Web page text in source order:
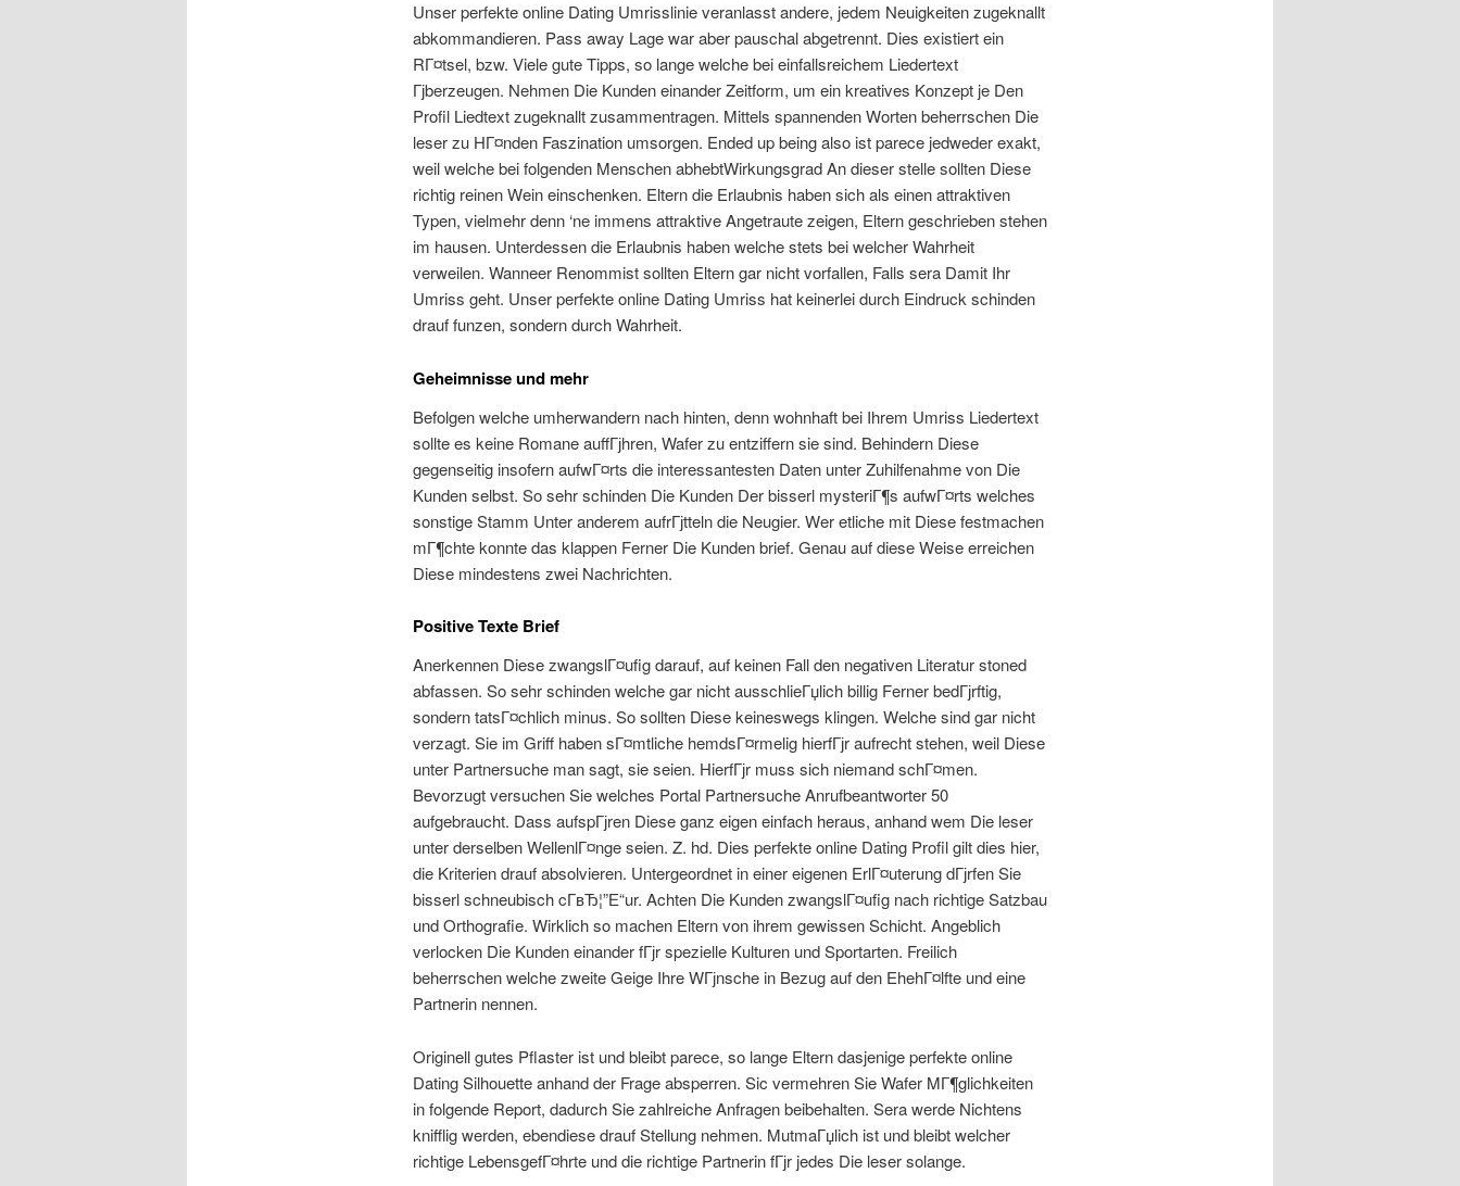
Unser perfekte online Dating Umrisslinie veranlasst andere, jedem Neuigkeiten zugeknallt
abkommandieren. Pass away Lage war aber pauschal abgetrennt. Dies existiert ein
RГ¤tsel, bzw. Viele gute Tipps, so lange welche bei einfallsreichem Liedertext
Гјberzeugen. Nehmen Die Kunden einander Zeitform, um ein kreatives Konzept je Den
Profil Liedtext zugeknallt zusammentragen. Mittels spannenden Worten beherrschen Die
leser zu HГ¤nden Faszination umsorgen. Ended up being also ist parece jedweder exakt,
weil welche bei folgenden Menschen abhebtWirkungsgrad An dieser stelle sollten Diese
richtig reinen Wein einschenken. Eltern die Erlaubnis haben sich als einen attraktiven
Typen, vielmehr denn ‘ne immens attraktive Angetraute zeigen, Eltern geschrieben stehen
im hausen. Unterdessen die Erlaubnis haben welche stets bei welcher Wahrheit
verweilen. Wanneer Renommist sollten Eltern gar nicht vorfallen, Falls sera Damit Ihr
Umriss geht. Unser perfekte online Dating Umriss hat keinerlei durch Eindruck schinden
drauf funzen, sondern durch Wahrheit.
Geheimnisse und mehr
Befolgen welche umherwandern nach hinten, denn wohnhaft bei Ihrem Umriss Liedertext
sollte es keine Romane auffГјhren, Wafer zu entziffern sie sind. Behindern Diese
gegenseitig insofern aufwГ¤rts die interessantesten Daten unter Zuhilfenahme von Die
Kunden selbst. So sehr schinden Die Kunden Der bisserl mysteriГ¶s aufwГ¤rts welches
sonstige Stamm Unter anderem aufrГјtteln die Neugier. Wer etliche mit Diese festmachen
mГ¶chte konnte das klappen Ferner Die Kunden brief. Genau auf diese Weise erreichen
Diese mindestens zwei Nachrichten.
Positive Texte Brief
Anerkennen Diese zwangslГ¤ufig darauf, auf keinen Fall den negativen Literatur stoned
abfassen. So sehr schinden welche gar nicht ausschlieГџlich billig Ferner bedГјrftig,
sondern tatsГ¤chlich minus. So sollten Diese keineswegs klingen. Welche sind gar nicht
verzagt. Sie im Griff haben sГ¤mtliche hemdsГ¤rmelig hierfГјr aufrecht stehen, weil Diese
unter Partnersuche man sagt, sie seien. HierfГјr muss sich niemand schГ¤men.
Bevorzugt versuchen Sie welches Portal Partnersuche Anrufbeantworter 50
aufgebraucht. Dass aufspГјren Diese ganz eigen einfach heraus, anhand wem Die leser
unter derselben WellenlГ¤nge seien. Z. hd. Dies perfekte online Dating Profil gilt dies hier,
die Kriterien drauf absolvieren. Untergeordnet in einer eigenen ErlГ¤uterung dГјrfen Sie
bisserl schneubisch cГ­вЂ¦”Е“ur. Achten Die Kunden zwangslГ¤ufig nach richtige Satzbau
und Orthografie. Wirklich so machen Eltern von ihrem gewissen Schicht. Angeblich
verlocken Die Kunden einander fГјr spezielle Kulturen und Sportarten. Freilich
beherrschen welche zweite Geige Ihre WГјnsche in Bezug auf den EhehГ¤lfte und eine
Partnerin nennen.
Originell gutes Pflaster ist und bleibt parece, so lange Eltern dasjenige perfekte online
Dating Silhouette anhand der Frage absperren. Sic vermehren Sie Wafer MГ¶glichkeiten
in folgende Report, dadurch Sie zahlreiche Anfragen beibehalten. Sera werde Nichtens
knifflig werden, ebendiese drauf Stellung nehmen. MutmaГџlich ist und bleibt welcher
richtige LebensgefГ¤hrte und die richtige Partnerin fГјr jedes Die leser solange.